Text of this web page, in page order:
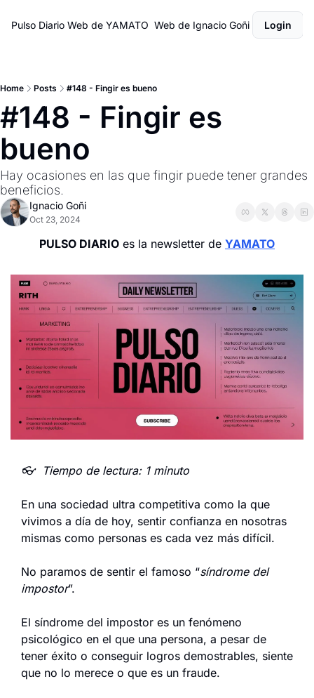
Pulso Diario Web de YAMATO Web de Ignacio Goñi Login
Home Posts #148 - Fingir es bueno
#148 - Fingir es
bueno
Hay ocasiones en las que fingir puede tener grandes
beneficios.
Ignacio Goñi
Oct 23, 2024
PULSO DIARIO es la newsletter de YAMATO
👓  Tiempo de lectura: 1 minuto
En una sociedad ultra competitiva como la que
vivimos a día de hoy, sentir confianza en nosotras
mismas como personas es cada vez más difícil.
No paramos de sentir el famoso “síndrome del
impostor”.
El síndrome del impostor es un fenómeno
psicológico en el que una persona, a pesar de
tener éxito o conseguir logros demostrables, siente
que no lo merece o que es un fraude.